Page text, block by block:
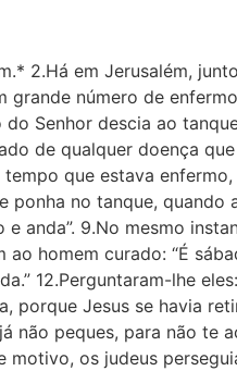
2.Há em Jerusalém,
número de
Senhor descia ao
de qualquer doença
que estava
ponha no tanque,
anda”. 9.No mesmo
homem curado: “É
12.Perguntaram-lhe
porque Jesus se havia
não peques, para não te
os judeus